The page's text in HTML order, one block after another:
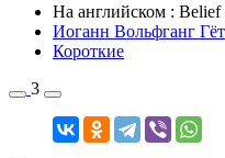
На английском : Belief
Иоганн Вольфганг
Короткие
3